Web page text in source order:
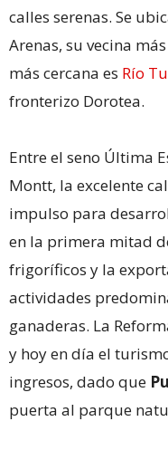
calles serenas. Se
Arenas, su vecina
más cercana es Río
fronterizo Dorotea.
Entre el seno Última
Montt, la excelente
impulso para
en la primera mitad
frigoríficos y la
actividades
ganaderas. La
y hoy en día el
ingresos, dado que
puerta al parque